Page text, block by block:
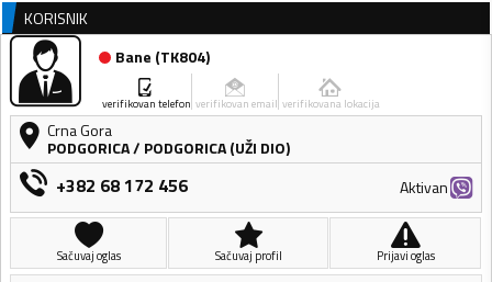
KORISNIK
Bane (TK804)
verifikovan telefon verifikovan email verifikovana lokacija
Crna Gora
PODGORICA/ PODGORICA (UŽI DIO)
+382 68 172 456 Aktivan
Sačuvaj oglas Sačuvaj profil Prijavi oglas